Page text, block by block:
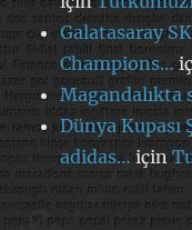
Galatasaray
Champions…
Magandalıkta
Dünya
adidas…için